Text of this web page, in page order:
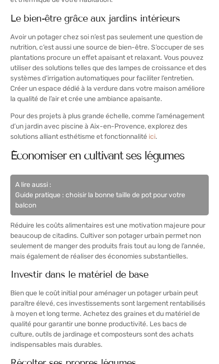
Le bien-être grâce aux jardins intérieurs
Avoir un potager chez soi n’est pas seulement une question de
nutrition, c’est aussi une source de bien-être. S’occuper de ses
plantations procure un effet apaisant et relaxant. Vous pouvez
utiliser des solutions telles que des lampes de croissance et des
systèmes d’irrigation automatiques pour faciliter l’entretien.
Créer un espace dédié à la verdure dans votre maison améliore
la qualité de l’air et crée une ambiance apaisante.
Pour des projets à plus grande échelle, comme l’aménagement
d’un jardin avec piscine à Aix-en-Provence, explorez des
solutions alliant esthétisme et fonctionnalité ici.
Économiser en cultivant ses légumes
A lire aussi :
Guide pratique : choisir la bonne taille de pot pour votre
balcon
Réduire les coûts alimentaires est une motivation majeure pour
beaucoup de citadins. Cultiver son potager urbain permet non
seulement de manger des produits frais tout au long de l’année,
mais également de réaliser des économies substantielles.
Investir dans le matériel de base
Bien que le coût initial pour aménager un potager urbain peut
paraître élevé, ces investissements sont largement rentabilisés
à moyen et long terme. Achetez des graines et du matériel de
qualité pour garantir une bonne productivité. Les bacs de
culture, outils de jardinage et composteurs sont des achats
indispensables mais durables.